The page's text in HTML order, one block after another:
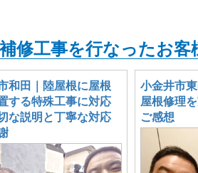
修工事を行なったお客
和田｜陸屋根に屋根
する特殊工事に対応
切な説明と丁寧な対応
小金井市
屋根修理
ご感想